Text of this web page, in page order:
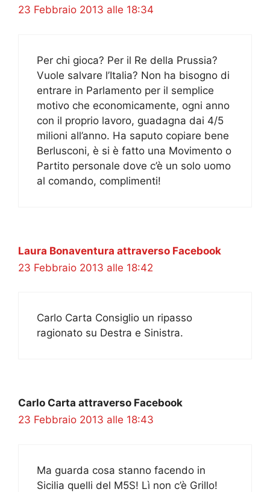
23 Febbraio 2013 alle 18:34
Per chi gioca? Per il Re della Prussia?
Vuole salvare l’Italia? Non ha bisogno di
entrare in Parlamento per il semplice
motivo che economicamente, ogni anno
con il proprio lavoro, guadagna dai 4/5
milioni all’anno. Ha saputo copiare bene
Berlusconi, è si è fatto una Movimento o
Partito personale dove c’è un solo uomo
al comando, complimenti!
Laura Bonaventura attraverso Facebook
23 Febbraio 2013 alle 18:42
Carlo Carta Consiglio un ripasso
ragionato su Destra e Sinistra.
Carlo Carta attraverso Facebook
23 Febbraio 2013 alle 18:43
Ma guarda cosa stanno facendo in
Sicilia quelli del M5S! Lì non c’è Grillo!